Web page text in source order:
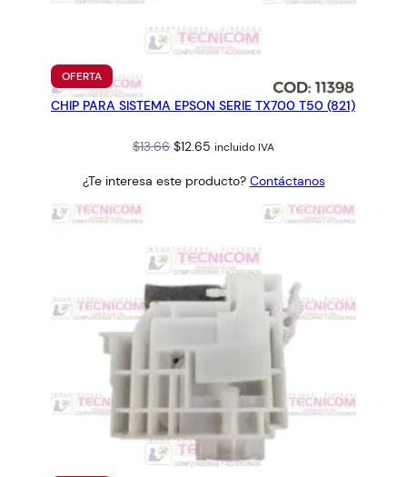
i
d
a
OFERTAPRODUCTO
EN
OFERTA
CHIP PARA SISTEMA EPSON SERIE TX700 T50 (821)
$13.66 Original
was:
$12.65 Current
is:
incluido IVA
¿Te interesa este producto? Contáctanos